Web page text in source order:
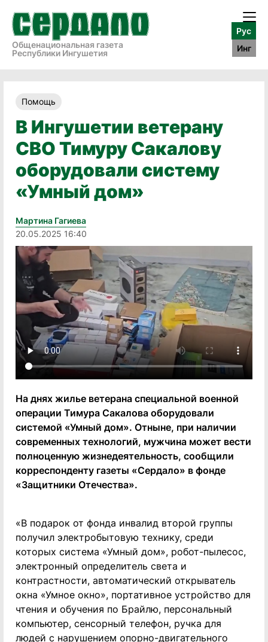
Общенациональная газета
Республики Ингушетия
Рус
Инг
Помощь
В Ингушетии ветерану
СВО Тимуру Сакалову
оборудовали систему
«Умный дом»
Мартина Гагиева
20.05.2025 16:40
На днях жилье ветерана специальной военной
операции Тимура Сакалова оборудовали
системой «Умный дом». Отныне, при наличии
современных технологий, мужчина может вести
полноценную жизнедеятельность, сообщили
корреспонденту газеты «Сердало» в фонде
«Защитники Отечества».
«В подарок от фонда инвалид второй группы
получил электробытовую технику, среди
которых система «Умный дом», робот-пылесос,
электронный определитель света и
контрастности, автоматический открыватель
окна «Умное окно», портативное устройство для
чтения и обучения по Брайлю, персональный
компьютер, сенсорный телефон, ручка для
людей с нарушением опорно-двигательного